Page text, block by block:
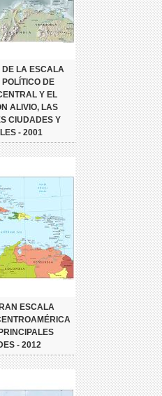
DE LA ESCALA
DE
Y EL
ALIVIO, LAS
CIUDADES Y
- 2001
ESCALA
- 2012